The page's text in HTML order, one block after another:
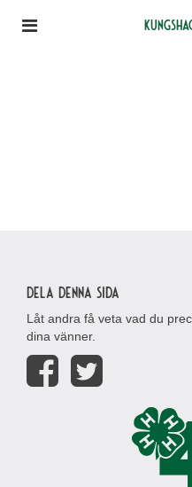
Dela denna sida
Låt andra få veta vad du
dina vänner.